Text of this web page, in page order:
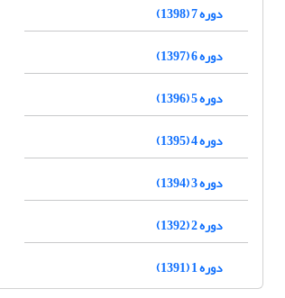
دوره 7 (1398)
دوره 6 (1397)
دوره 5 (1396)
دوره 4 (1395)
دوره 3 (1394)
دوره 2 (1392)
دوره 1 (1391)